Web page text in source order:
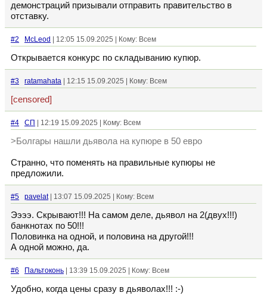
демонстраций призывали отправить правительство в
отставку.
#2 McLeod | 12:05 15.09.2025 | Кому: Всем
Открывается конкурс по складыванию купюр.
#3 ratamahata | 12:15 15.09.2025 | Кому: Всем
[censored]
#4 СП | 12:19 15.09.2025 | Кому: Всем
>Болгары нашли дьявола на купюре в 50 евро
Странно, что поменять на правильные купюры не
предложили.
#5 pavelat| 13:07 15.09.2025 | Кому: Всем
Ээээ. Скрывают!!! На самом деле, дьявол на 2(двух!!!)
банкнотах по 50!!!
Половинка на одной, и половина на другой!!!
А одной можно, да.
#6 Пальтоконь | 13:39 15.09.2025 | Кому: Всем
Удобно, когда цены сразу в дьяволах!!! :-)